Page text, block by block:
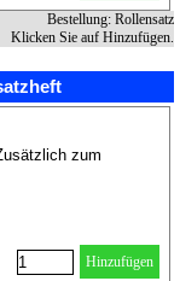
Bestellung: Rollensatz
Klicken Sie auf Hinzufügen.
zum
Hinzufügen